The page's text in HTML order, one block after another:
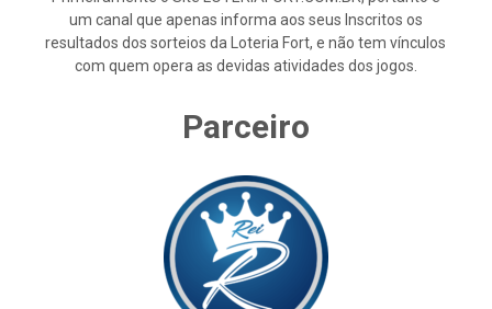
um canal que apenas informa aos seus Inscritos os
resultados dos sorteios da Loteria Fort, e não tem vínculos
com quem opera as devidas atividades dos jogos.
Parceiro